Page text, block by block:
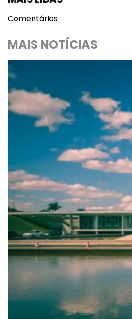
Comentários
MAIS NOTÍCIAS